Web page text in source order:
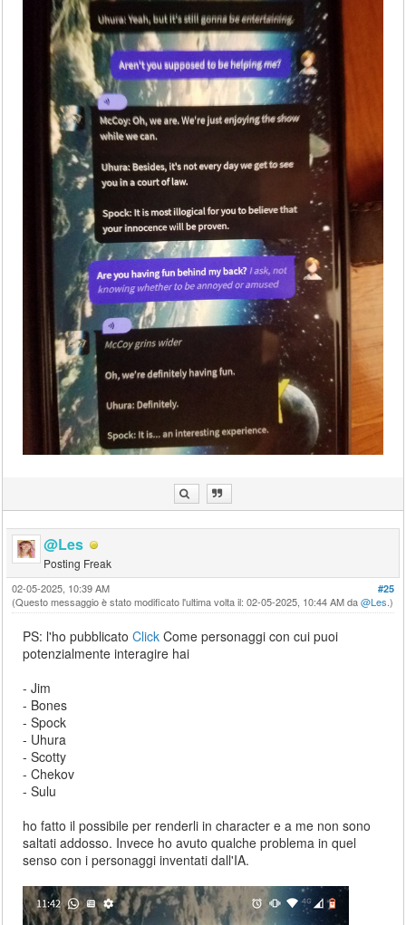
@Les
Posting Freak
#25
02-05-2025, 10:39 AM
(Questo messaggio è stato modificato l'ultima volta il: 02-05-2025, 10:44 AM da@Les .)
PS: l'ho pubblicatoClick Come personaggi con cui puoi
potenzialmente interagire hai
- Jim
- Bones
- Spock
- Uhura
- Scotty
- Chekov
- Sulu
ho fatto il possibile per renderli in character e a me non sono
saltati addosso. Invece ho avuto qualche problema in quel
senso con i personaggi inventati dall'IA.